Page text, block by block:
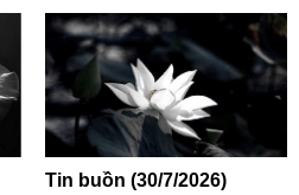
Tin buồn (30/7/2026)